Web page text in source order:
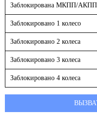
Заблокирована МКПП/АКПП
Заблокировано 1 колесо
Заблокировано 2 колеса
Заблокировано 3 колеса
Заблокировано 4 колеса